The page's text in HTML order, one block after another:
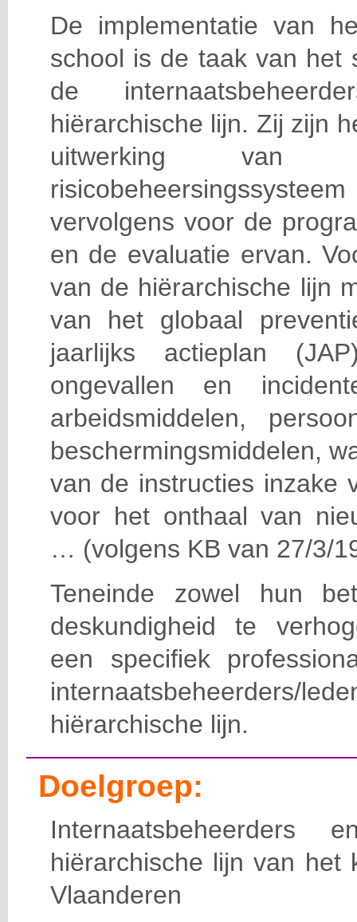
De implementatie van
school is de taak van het
de
hiërarchische lijn. Zij zijn
uitwerking van
vervolgens voor de
en de evaluatie ervan.
van de hiërarchische lijn
van het globaal
jaarlijks actieplan
ongevallen en
arbeidsmiddelen,
beschermingsmiddelen,
van de instructies inzake
voor het onthaal van
… (volgens KB van 27/3/
Teneinde zowel hun
deskundigheid te
een specifiek
hiërarchische lijn.
Doelgroep:
hiërarchische lijn van het
Vlaanderen